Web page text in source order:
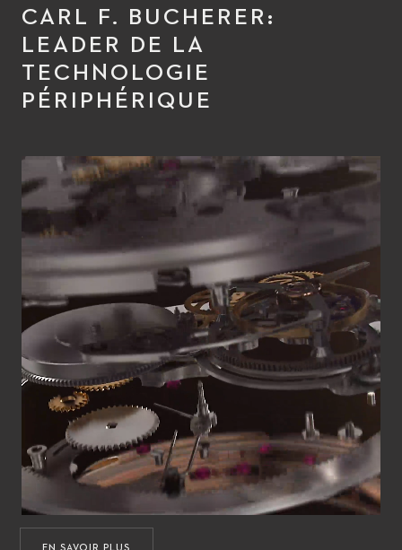
CARL F. BUCHERER:
LEADER DE LA
TECHNOLOGIE
PÉRIPHÉRIQUE
EN SAVOIR PLUS